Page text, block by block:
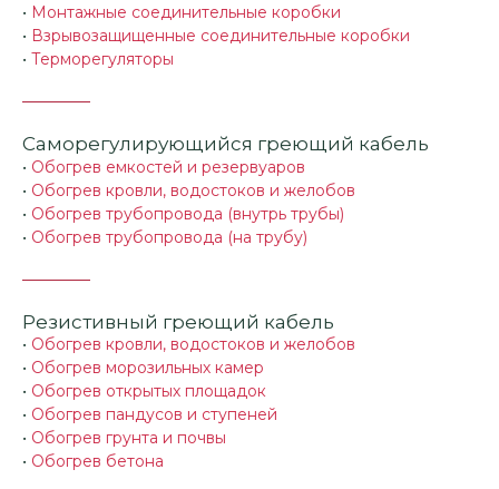
• Монтажные соединительные коробки
• Взрывозащищенные соединительные коробки
• Терморегуляторы
Саморегулирующийся греющий кабель
• Обогрев емкостей и резервуаров
• Обогрев кровли, водостоков и желобов
• Обогрев трубопровода (внутрь трубы)
• Обогрев трубопровода (на трубу)
Резистивный греющий кабель
• Обогрев кровли, водостоков и желобов
• Обогрев морозильных камер
• Обогрев открытых площадок
• Обогрев пандусов и ступеней
• Обогрев грунта и почвы
• Обогрев бетона